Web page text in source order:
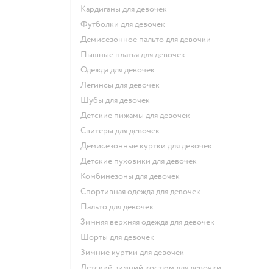
Кардиганы для девочек
Футболки для девочек
Демисезонное пальто для девочки
Пышные платья для девочек
Одежда для девочек
Легинсы для девочек
Шубы для девочек
Детские пижамы для девочек
Свитеры для девочек
Демисезонные куртки для девочек
Детские пуховики для девочек
Комбинезоны для девочек
Спортивная одежда для девочек
Пальто для девочек
Зимняя верхняя одежда для девочек
Шорты для девочек
Зимние куртки для девочек